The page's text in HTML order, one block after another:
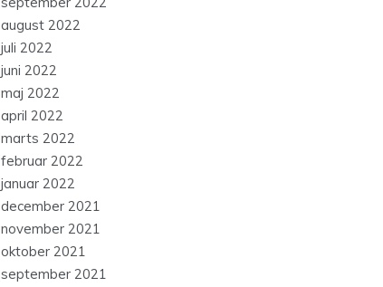
august 2022
juli 2022
juni 2022
maj 2022
april 2022
marts 2022
februar 2022
januar 2022
december 2021
november 2021
oktober 2021
september 2021